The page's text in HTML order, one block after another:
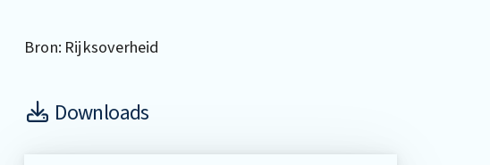
Bron: Rijksoverheid
Downloads